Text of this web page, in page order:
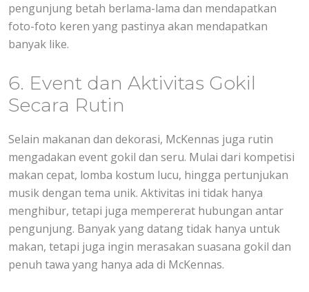
pengunjung betah berlama-lama dan mendapatkan
foto-foto keren yang pastinya akan mendapatkan
banyak like.
6. Event dan Aktivitas Gokil
Secara Rutin
Selain makanan dan dekorasi, McKennas juga rutin
mengadakan event gokil dan seru. Mulai dari kompetisi
makan cepat, lomba kostum lucu, hingga pertunjukan
musik dengan tema unik. Aktivitas ini tidak hanya
menghibur, tetapi juga mempererat hubungan antar
pengunjung. Banyak yang datang tidak hanya untuk
makan, tetapi juga ingin merasakan suasana gokil dan
penuh tawa yang hanya ada di McKennas.